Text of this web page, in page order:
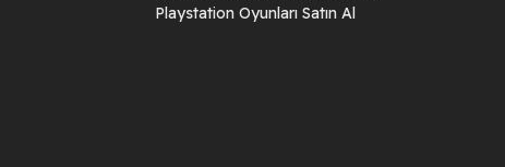
Playstation Oyunları Satın Al